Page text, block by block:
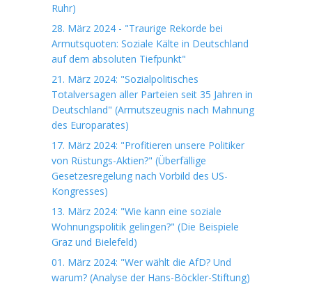
Ruhr)
28. März 2024 - "Traurige Rekorde bei
Armutsquoten: Soziale Kälte in Deutschland
auf dem absoluten Tiefpunkt"
21. März 2024: "Sozialpolitisches
Totalversagen aller Parteien seit 35 Jahren in
Deutschland" (Armutszeugnis nach Mahnung
des Europarates)
17. März 2024: "Profitieren unsere Politiker
von Rüstungs-Aktien?" (Überfällige
Gesetzesregelung nach Vorbild des US-
Kongresses)
13. März 2024: "Wie kann eine soziale
Wohnungspolitik gelingen?" (Die Beispiele
Graz und Bielefeld)
01. März 2024: "Wer wählt die AfD? Und
warum? (Analyse der Hans-Böckler-Stiftung)